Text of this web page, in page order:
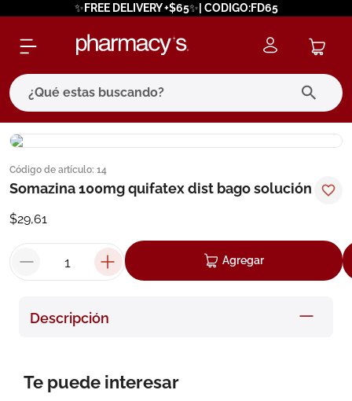
✨FREE DELIVERY +$65✨| CODIGO:FD65
¿Qué estas buscando?
Código de artículo: 14
Somazina 100mg quifatex dist bago solución
$29,61
Agregar
Descripción
Te puede interesar
términos más buscados
1. eucerin
pilexil
5. cerave
6 degraler